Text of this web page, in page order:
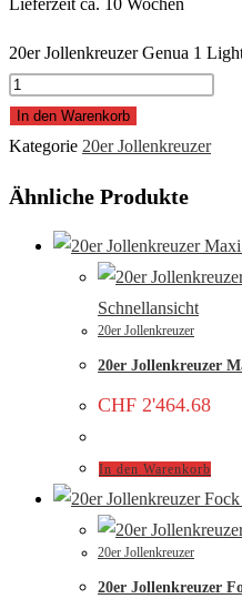
Lieferzeit ca. 10 Wochen
20er Jollenkreuzer Genua 1
In den Warenkorb
Kategorie 20er Jollenkreuzer
Ähnliche Produkte
Schnellansicht
20er Jollenkreuzer
20er Jollenkreuzer
CHF 2'464.68
In den Warenkorb
20er Jollenkreuzer
20er Jollenkreuzer